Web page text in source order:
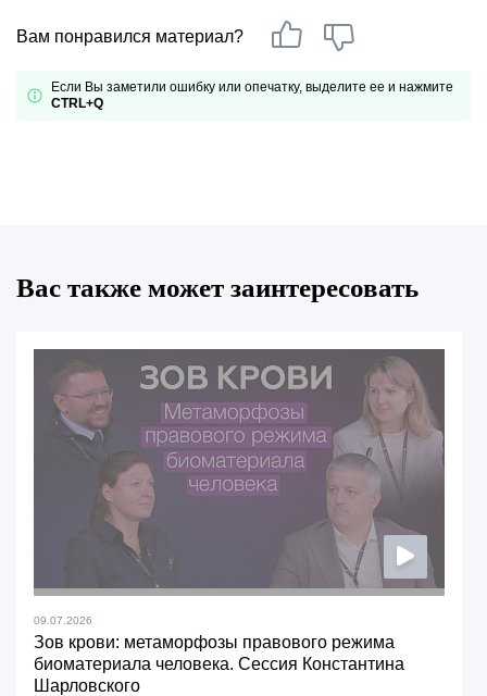
Вам понравился материал?
Если Вы заметили ошибку или опечатку, выделите ее и нажмите
CTRL+Q
Вас также может заинтересовать
09.07.2026
Зов крови: метаморфозы правового режима
биоматериала человека. Сессия Константина
Шарловского